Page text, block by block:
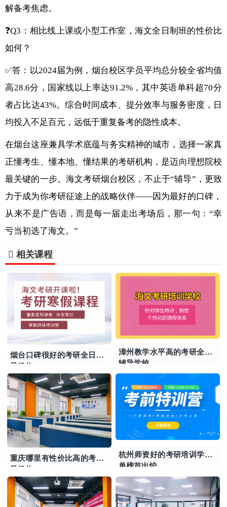
解备考焦虑。
❓Q3：相比线上课或小型工作室，海文全日制班的性价比
如何？
✅答：以2024届为例，烟台校区学员平均总分较全省均值
高28.6分，国家线以上率达91.2%，其中英语单科超70分
者占比达43%。综合时间成本、提分效率与服务密度，日
均投入不足百元，远低于重复备考的隐性成本。
在烟台这座兼具学术底蕴与务实精神的城市，选择一家真
正懂考生、懂本地、懂结果的考研机构，是迈向理想院校
最关键的一步。海文考研烟台校区，不止于“辅导”，更致
力于成为你考研征途上的战略伙伴——因为最好的口碑，
从来不是广告语，而是每一届走出考场后，那一句：“幸
亏当初选了海文。”
相关课程
烟台口碑很好的考研全日制辅
导机构
漳州教学水平高的考研全日制
辅导学校
重庆哪里有性价比高的考研辅
导机构
杭州师资好的考研培训学校名
单榜首出炉